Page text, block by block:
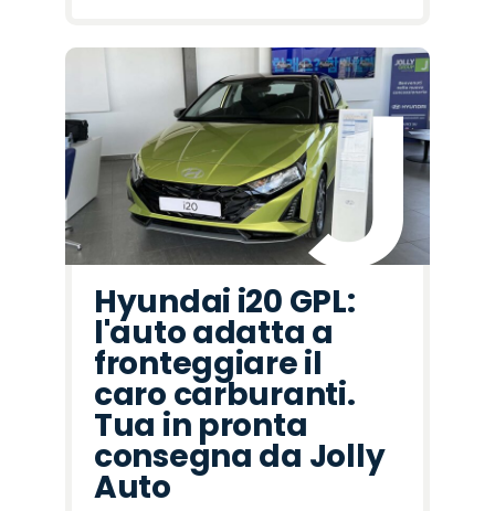
Hyundai i20 GPL:
l'auto adatta a
fronteggiare il
caro carburanti.
Tua in pronta
consegna da Jolly
Auto